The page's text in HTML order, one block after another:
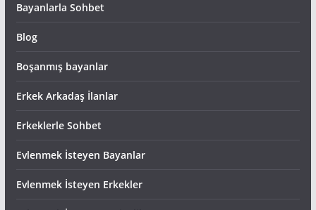
Bayanlarla Sohbet
Blog
Boşanmış bayanlar
Erkek Arkadaş İlanlar
Erkeklerle Sohbet
Evlenmek İsteyen Bayanlar
Evlenmek İsteyen Erkekler